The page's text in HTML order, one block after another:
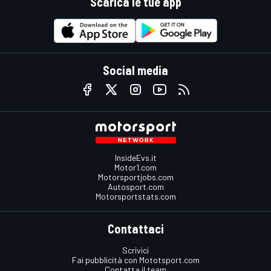
Social media
InsideEvs.it
Motor1.com
Motorsportjobs.com
Autosport.com
Motorsportstats.com
Contattaci
Scrivici
Fai pubblicità con Mototsport.com